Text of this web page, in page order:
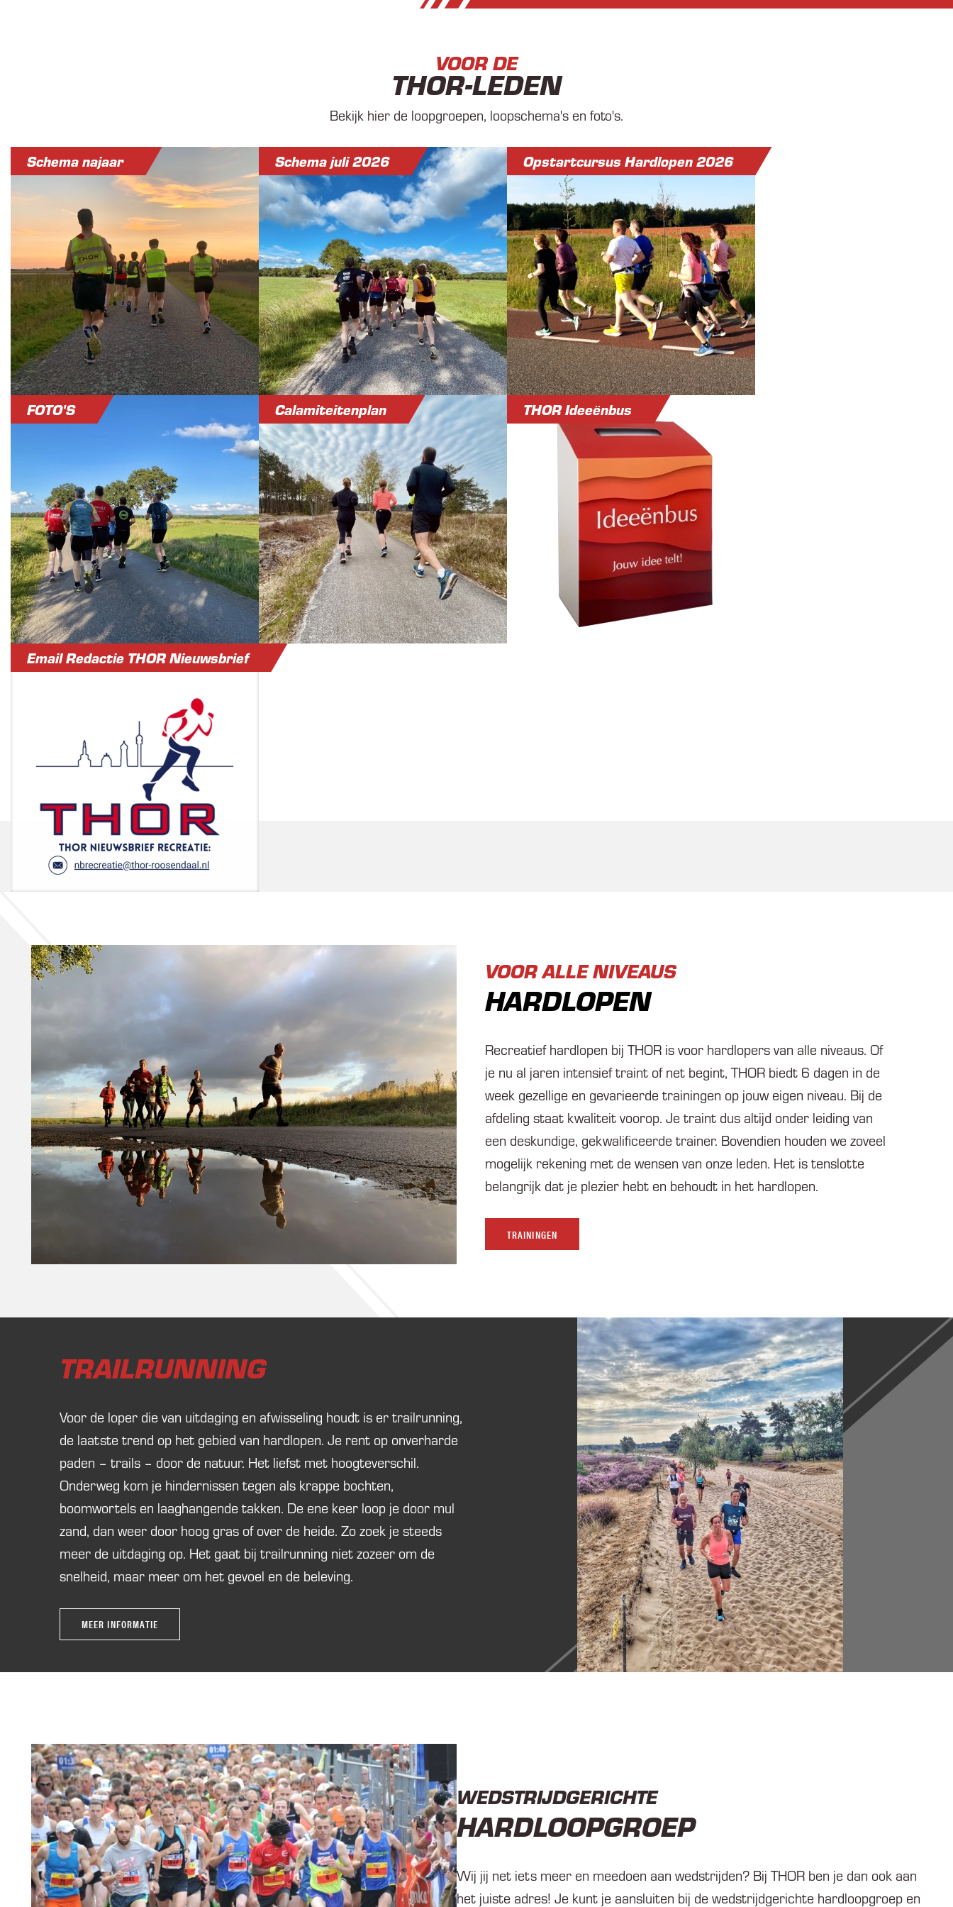
VOOR DE
THOR-LEDEN
Bekijk hier de loopgroepen, loopschema's en foto's.
Schema najaar Schema juli 2026 Opstartcursus Hardlopen 2026
FOTO'S Calamiteitenplan THOR Ideeënbus
Email Redactie THOR Nieuwsbrief
VOOR ALLE NIVEAUS
HARDLOPEN
Recreatief hardlopen bij THOR is voor hardlopers van alle niveaus. Of
je nu al jaren intensief traint of net begint, THOR biedt 6 dagen in de
week gezellige en gevarieerde trainingen op jouw eigen niveau. Bij de
afdeling staat kwaliteit voorop. Je traint dus altijd onder leiding van
een deskundige, gekwalificeerde trainer. Bovendien houden we zoveel
mogelijk rekening met de wensen van onze leden. Het is tenslotte
belangrijk dat je plezier hebt en behoudt in het hardlopen.
TRAININGEN
TRAILRUNNING
Voor de loper die van uitdaging en afwisseling houdt is er trailrunning,
de laatste trend op het gebied van hardlopen. Je rent op onverharde
paden – trails – door de natuur. Het liefst met hoogteverschil.
Onderweg kom je hindernissen tegen als krappe bochten,
boomwortels en laaghangende takken. De ene keer loop je door mul
zand, dan weer door hoog gras of over de heide. Zo zoek je steeds
meer de uitdaging op. Het gaat bij trailrunning niet zozeer om de
snelheid, maar meer om het gevoel en de beleving.
MEER INFORMATIE
WEDSTRIJDGERICHTE
HARDLOOPGROEP
Wij jij net iets meer en meedoen aan wedstrijden? Bij THOR ben je dan ook aan
het juiste adres! Je kunt je aansluiten bij de wedstrijdgerichte hardloopgroep en